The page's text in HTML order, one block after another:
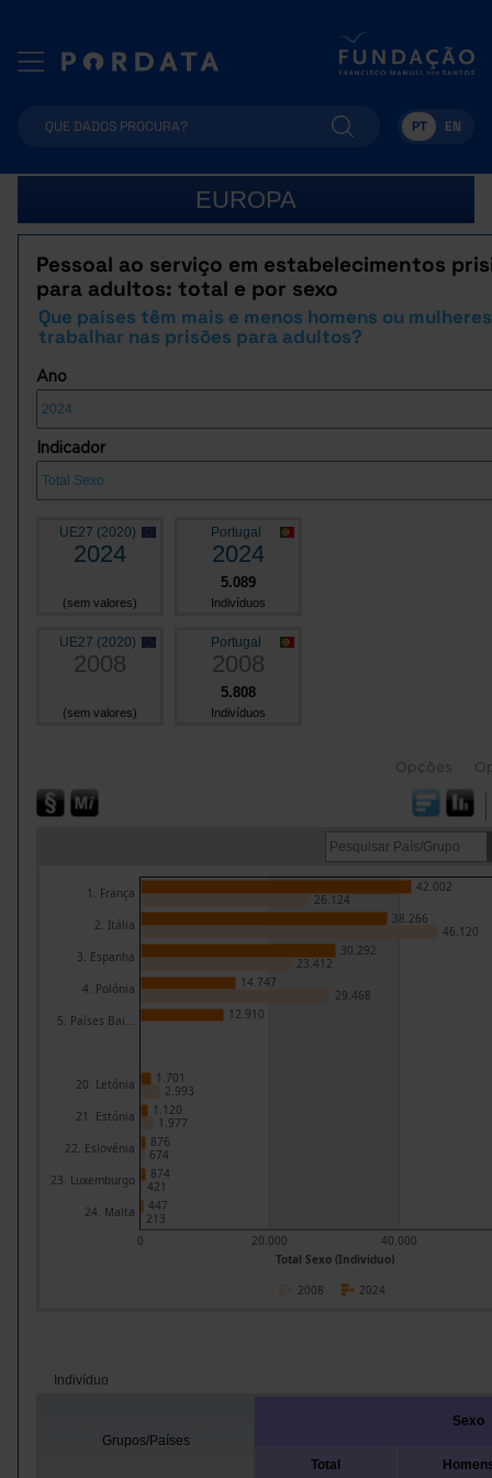
PT EN
EUROPA
Pessoal ao serviço em estabelecimentos
para adultos: total e por sexo
Que países têm mais e menos homens ou
trabalhar nas prisões para adultos?
Ano
Indicador
UE27 (2020)
2024
(sem valores)
Portugal
2024
5.089
Indivíduos
UE27 (2020)
2008
(sem valores)
Portugal
2008
5.808
Indivíduos
Opções
Total Sexo (Indivíduo)
0 20.000 40.000
1. França
2. Itália
3. Espanha
4. Polónia
5. Países Bai...
20. Letónia
21. Estónia
22. Eslovénia
23. Luxemburgo
24. Malta
42.002
38.266
30.292
14.747
12.910
1.701
1.120
876
874
447
26.124
46.120
23.412
29.468
2.993
1.977
674
421
213
2024
2008
Indivíduo
Grupos/Países
Sexo
Total